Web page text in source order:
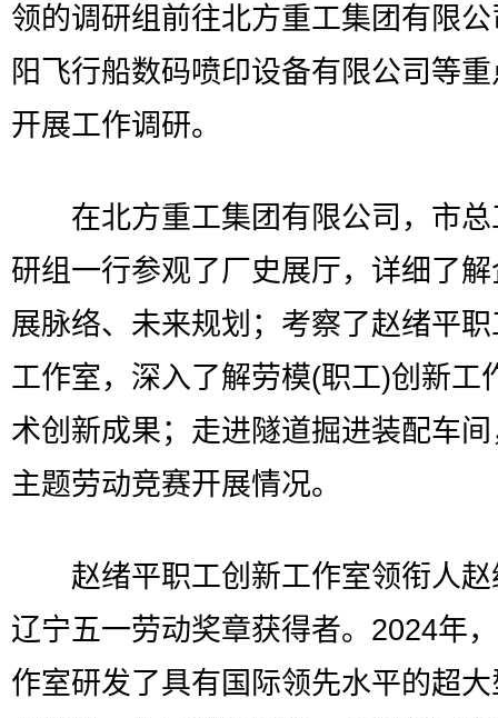
领的调研组前往北方重工集团有限
阳飞行船数码喷印设备有限公司等
开展工作调研。
在北方重工集团有限公司，市总
研组一行参观了厂史展厅，详细了
展脉络、未来规划；考察了赵绪平
工作室，深入了解劳模(职工)创新工
术创新成果；走进隧道掘进装配车
主题劳动竞赛开展情况。
赵绪平职工创新工作室领衔人赵
辽宁五一劳动奖章获得者。2024年
作室研发了具有国际领先水平的超